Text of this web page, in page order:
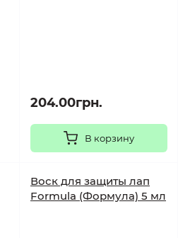
204.00грн.
В корзину
Воск для защиты лап
Formula (Формула) 5 мл